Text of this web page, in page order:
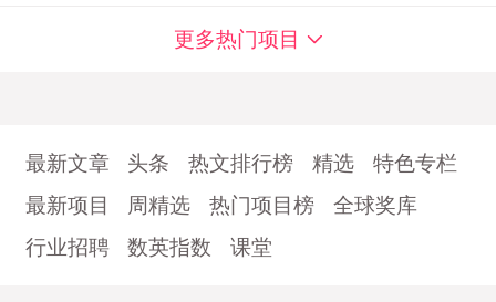
更多热门项目
最新文章 头条 热文排行榜 精选
特色专栏
最新项目
周精选 热门项目榜
全球奖库
行业招聘
数英指数 课堂